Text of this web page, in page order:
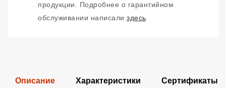
продукции. Подробнее о гарантийном
обслуживании написали здесь
Описание Характеристики Сертификаты